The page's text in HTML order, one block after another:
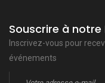
Souscrire à
Inscrivez-vous pour
événements